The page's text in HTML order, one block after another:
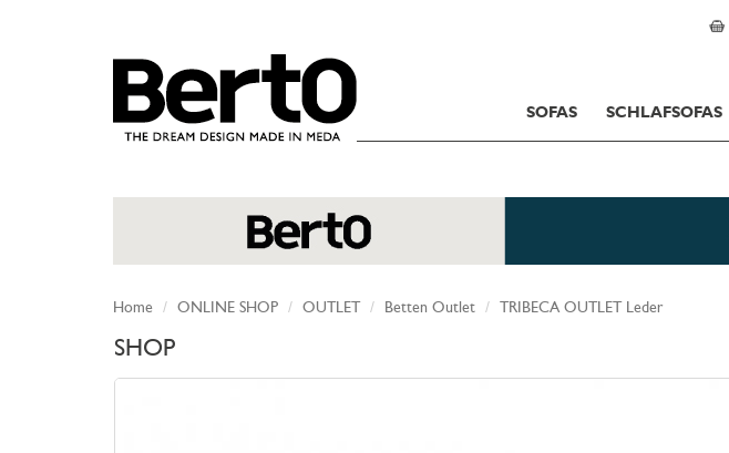
SOFAS SCHLAFSOFAS
Home ONLINE SHOP OUTLET Betten Outlet TRIBECA OUTLET Leder
SHOP